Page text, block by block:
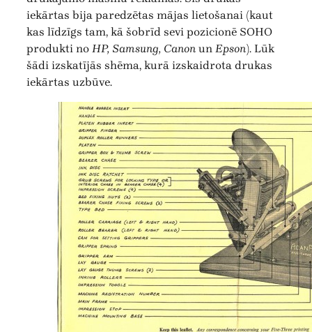
iekārtas bija paredzētas mājas lietošanai (kaut
kas līdzīgs tam, kā šobrīd sevi pozicionē SOHO
produkti no HP, Samsung, Canon un Epson). Lūk
šādi izskatījās shēma, kurā izskaidrota drukas
iekārtas uzbūve.